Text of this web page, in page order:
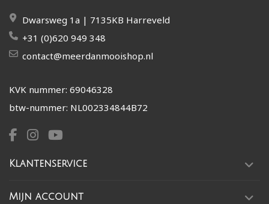
Dwarsweg 1a | 7135KB Harreveld
+31 (0)620 949 348
contact@meerdanmooishop.nl
KVK nummer: 69046328
btw-nummer: NL002334844B72
Klantenservice
Mijn account